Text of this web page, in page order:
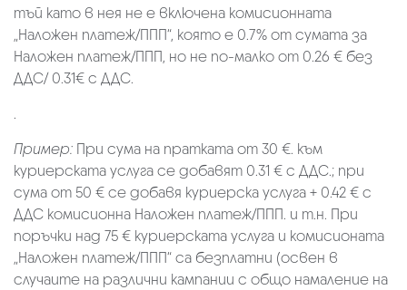
тъй като в нея не е включена комисионната
„Наложен платеж/ППП“, която е 0.7% от сумата за
Наложен платеж/ППП, но не по-малко от 0.26 € без
ДДС/ 0.31€ с ДДС.
.
Пример: При сума на пратката от 30 €. към
куриерската услуга се добавят 0.31 € с ДДС.; при
сума от 50 € се добавя куриерска услуга + 0.42 € с
ДДС комисионна Наложен платеж/ППП. и т.н. При
поръчки над 75 € куриерската услуга и комисионата
„Наложен платеж/ППП“ са безплатни (освен в
случаите на различни кампании с общо намаление на